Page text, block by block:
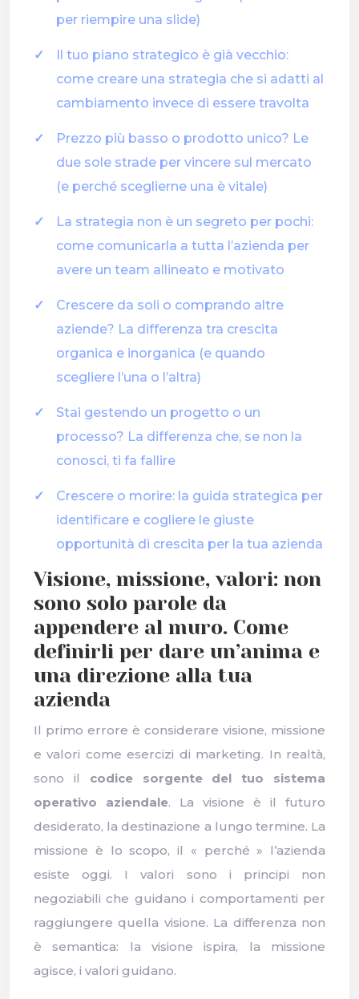
per riempire una slide)
Il tuo piano strategico è già vecchio:
come creare una strategia che si adatti al
cambiamento invece di essere travolta
Prezzo più basso o prodotto unico? Le
due sole strade per vincere sul mercato
(e perché sceglierne una è vitale)
La strategia non è un segreto per pochi:
come comunicarla a tutta l’azienda per
avere un team allineato e motivato
Crescere da soli o comprando altre
aziende? La differenza tra crescita
organica e inorganica (e quando
scegliere l’una o l’altra)
Stai gestendo un progetto o un
processo? La differenza che, se non la
conosci, ti fa fallire
Crescere o morire: la guida strategica per
identificare e cogliere le giuste
opportunità di crescita per la tua azienda
Visione, missione, valori: non
sono solo parole da
appendere al muro. Come
definirli per dare un’anima e
una direzione alla tua
azienda
Il primo errore è considerare visione, missione
e valori come esercizi di marketing. In realtà,
sono il codice sorgente del tuo sistema
operativo aziendale. La visione è il futuro
desiderato, la destinazione a lungo termine. La
missione è lo scopo, il « perché » l’azienda
esiste oggi. I valori sono i principi non
negoziabili che guidano i comportamenti per
raggiungere quella visione. La differenza non
è semantica: la visione ispira, la missione
agisce, i valori guidano.